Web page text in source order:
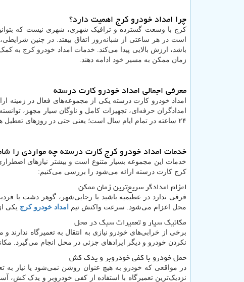
چرا امداد خودرو کرج اهمیت دارد؟
کرج با وسعت گسترده و ترافیک شهری، شهری نیست که
است در هر ساعتی از شبانه‌روز اتفاق بیفتد. در چنین
باشد، ارزش بالایی پیدا می‌کند. خدمات امداد خودرو کرج به
زمان ممکن به مسیر خود ادامه دهند.
معرفی اجمالی امداد خودرو کارت درسته
امداد خودرو کارت درسته یکی از مجموعه‌های فعال در زمینه
امدادگران حرفه‌ای، تجهیزات کامل و ناوگان سیار مجهز،
۲۴ ساعته در تمام ایام سال است؛ یعنی حتی در روزهای تعطیل هم می‌توانید روی کمک‌شان حساب کنید.
خدمات امداد خودرو کرج کارت درسته چه مواردی را
خدمات این مجموعه بسیار متنوع است و بیشتر نیازهای
کرج کارت درسته ارائه می‌شود را بررسی می‌کنیم:
اعزام امدادگر سریع‌ترین زمان ممکن
فرقی ندارد در عظیمیه باشید یا رجایی‌شهر، گوهر دشت یا
محل اعزام می‌شود. سرعت واکنش تیم
امداد خودرو کرج یکی
مکانیک سیار و تعمیرات سبک در محل
برخی از خرابی‌های خودرو نیازی به انتقال به تعمیرگاه
نکردن خودرو و دیگر ایرادهای جزئی در محل انجام می‌گیرد.
حمل خودرو با کفی خودروبر و یدک کش
در مواقعی که خودرو به هیچ عنوان روشن نمی‌شود یا نیاز به
نزدیک‌ترین تعمیرگاه با استفاده از کفی خودروبر و یدک